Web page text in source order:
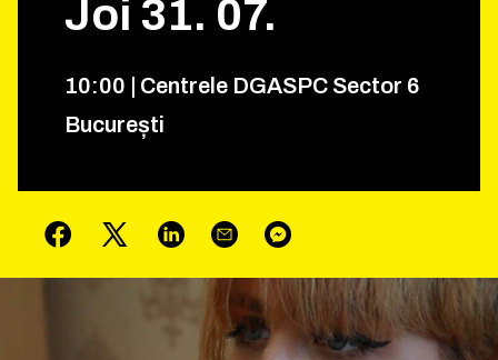
Joi 31. 07.
10:00
Centrele DGASPC Sector 6
București